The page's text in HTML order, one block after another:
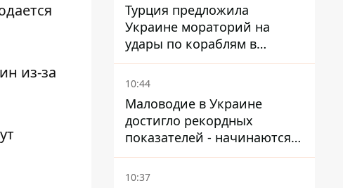
из-за
Турция предложила
Украине мораторий на
удары по кораблям в
Черном море
10:44
Маловодие в Украине
достигло рекордных
показателей - начинаются
ограничения
водоснабжения
10:37